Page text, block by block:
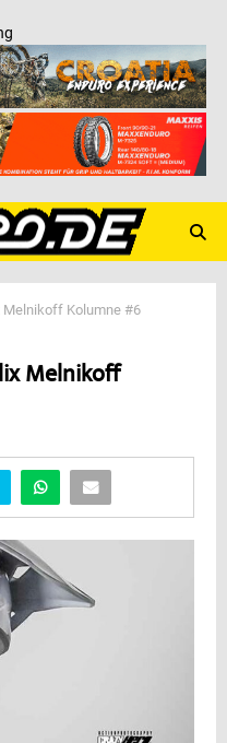
Melnikoff Kolumne #6
Melnikoff